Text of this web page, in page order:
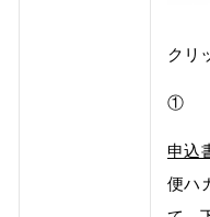
クリ
①
申込
便ハ